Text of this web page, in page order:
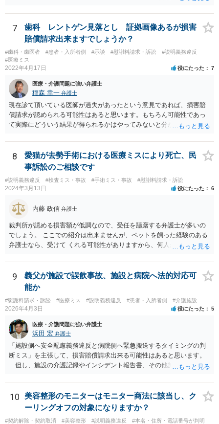
7
歯科 レントゲン見落とし 証拠画像あるが損害
賠償請求出来ますでしょうか？
#歯科・歯医者 #患者・入所者側 #示談 #慰謝料請求・訴訟
#説明義務違反
#医療ミス
2022年4月17日 役にたった 7
医療・介護問題に強い弁護士
稲森 幸一 弁護士
現在診て頂いている医師が過失があったという意見であれば、損害賠
償請求が認められる可能性はあると思います。もちろん可能性であっ
て実際にどういう結果が得られるかはやってみないと分かりません
療費や精神的苦痛を受けた分の慰謝料や仕事に影響があれば休業損害
などが考えられます。 頑張ってください。
8
愛猫が去勢手術における医療ミスにより死亡、民
事訴訟のご相談です
#説明義務違反 #検査ミス・事故 #手術ミス・事故 #慰謝料請求・訴訟
2024年3月13日 役にたった 6
内藤 政信 弁護士
裁判所が認める損害額が低調なので、受任を躊躇する弁護士が多いの
でしょう。 ここでの紹介は出来ませんが、ペットを飼った経験のある
弁護士なら、受けて くれる可能性がありますから、何人か問い合わせ
9
義父が施設で誤飲事故、施設と病院へ法的対応可
能か
#慰謝料請求・訴訟 #医療ミス #説明義務違反 #患者・入所者側 #介護施設
2026年4月3日 役にたった 5
医療・介護問題に強い弁護士
浜田 宏 弁護士
「施設側へ安全配慮義務違反と病院側へ緊急搬送するタイミングの判
断ミス」を主張して、損害賠償請求出来る可能性はあると思います。
但し、施設の介護記録やインシデント報告書、その他施設内で作成
れているのであれば消防の記録等を調査してみなければ、裁判で勝て
る可能性があるかどうかまでは判断できません。これはどの介護事
故・医療事故でも同様です。 一度弁護士にご相談の上、まずは調査
事件として依頼された方が良いと思います。
10
美容整形のモニターはモニター商法に該当し、ク
ーリングオフの対象になりますか？
#契約解除・契約取消 #美容整形 #説明義務違反
#本名・住所・電話番号が判明